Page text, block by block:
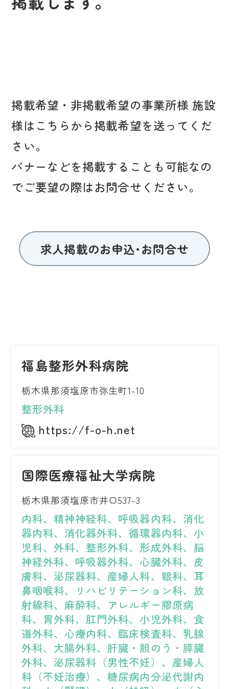
掲載希望・非掲載希望の事業所様 施設
様はこちらから掲載希望を送ってくだ
さい。
バナーなどを掲載することも可能なの
でご要望の際はお問合せください。
求人掲載のお申込･お問合せ
福島整形外科病院
栃木県那須塩原市弥生町1-10
整形外科
https://f-o-h.net
国際医療福祉大学病院
栃木県那須塩原市井口537-3
内科、精神神経科、呼吸器内科、消化
器内科、消化器外科、循環器内科、小
児科、外科、整形外科、形成外科、脳
神経外科、呼吸器外科、心臓外科、皮
膚科、泌尿器科、産婦人科、眼科、耳
鼻咽喉科、リハビリテーション科、放
射線科、麻酔科、アレルギー膠原病
科、胃外科、肛門外科、小児外科、食
道外科、心療内科、臨床検査科、乳腺
外科、大腸外科、肝臓・胆のう・膵臓
外科、泌尿器科（男性不妊）、産婦人
科（不妊治療）、糖尿病内分泌代謝内